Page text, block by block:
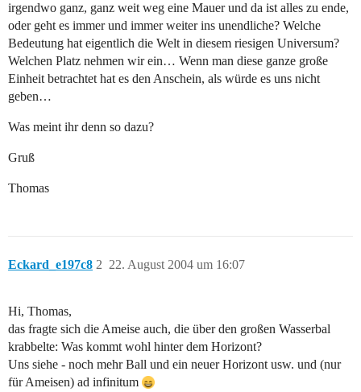
irgendwo ganz, ganz weit weg eine Mauer und da ist alles zu ende,
oder geht es immer und immer weiter ins unendliche? Welche
Bedeutung hat eigentlich die Welt in diesem riesigen Universum?
Welchen Platz nehmen wir ein… Wenn man diese ganze große
Einheit betrachtet hat es den Anschein, als würde es uns nicht
geben…
Was meint ihr denn so dazu?
Gruß
Thomas
Eckard_e197c8 22. August 2004 um 16:07
2
Hi, Thomas,
das fragte sich die Ameise auch, die über den großen Wasserbal
krabbelte: Was kommt wohl hinter dem Horizont?
Uns siehe - noch mehr Ball und ein neuer Horizont usw. und (nur
für Ameisen) ad infinitum